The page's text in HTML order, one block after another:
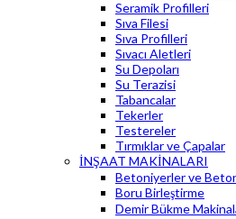
Seramik Profilleri
Sıva Filesi
Sıva Profilleri
Sıvacı Aletleri
Su Depoları
Su Terazisi
Tabancalar
Tekerler
Testereler
Tırmıklar ve Çapalar
İNŞAAT MAKİNALARI
Betoniyerler ve
Boru Birleştirme
Demir Bükme